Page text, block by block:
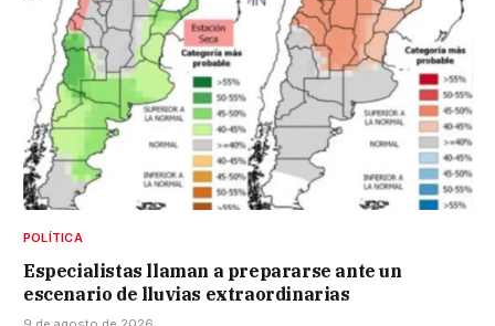
POLÍTICA
Especialistas llaman a prepararse ante un
escenario de lluvias extraordinarias